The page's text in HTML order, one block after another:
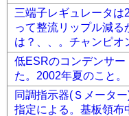
三端子レギュレータは
って整流リップル減
は？、、。チャンピオ
低ESRのコンデンサ
た。2002年夏のこと。
同調指示器(Ｓメータ
指定による。基板領布